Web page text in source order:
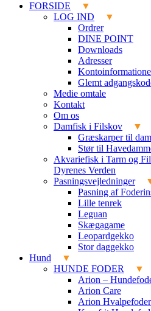
FORSIDE
LOG IND
Ordrer
DINE POINT
Downloads
Adresser
Glemt
Medie omtale
Kontakt
Om os
Damfisk i Filskov
Græskarper til dam
Stør til
Akvariefisk i Tarm og
Dyrenes Verden
Pasningsvejledninger
Pasning af
Lille tenrek
Leguan
Skægagame
Leopardgekko
Stor daggekko
Hund
HUNDE FODER
Arion –
Arion Care
Arion Hvalpefoder